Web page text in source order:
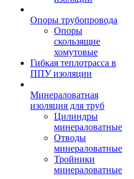
Опоры трубопровода
Опоры
скользящие
хомутовые
Гибкая теплотрасса в
ППУ изоляции
Минераловатная
изоляция для труб
Цилиндры
минераловатные
Отводы
минераловатные
Тройники
минераловатные